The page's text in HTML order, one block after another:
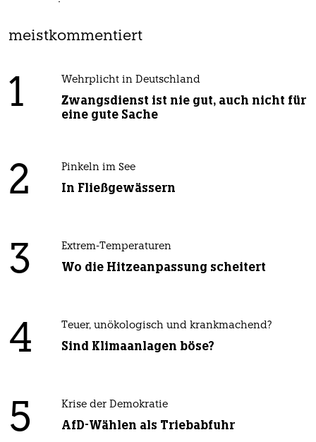
meistkommentiert
1 Wehrplicht in Deutschland
Zwangsdienst ist nie gut, auch nicht für
eine gute Sache
2 Pinkeln im See
In Fließgewässern
3 Extrem-Temperaturen
Wo die Hitzeanpassung scheitert
4 Teuer, unökologisch und krankmachend?
Sind Klimaanlagen böse?
5 Krise der Demokratie
AfD-Wählen als Triebabfuhr